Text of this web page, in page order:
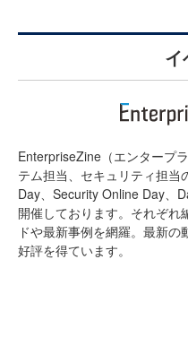
イ
EnterpriseZine（エンタープ
テム担当、セキュリティ担
Day、Security Online Day、
開催しております。それぞれ
ドや最新事例を網羅。最新の
好評を得ています。